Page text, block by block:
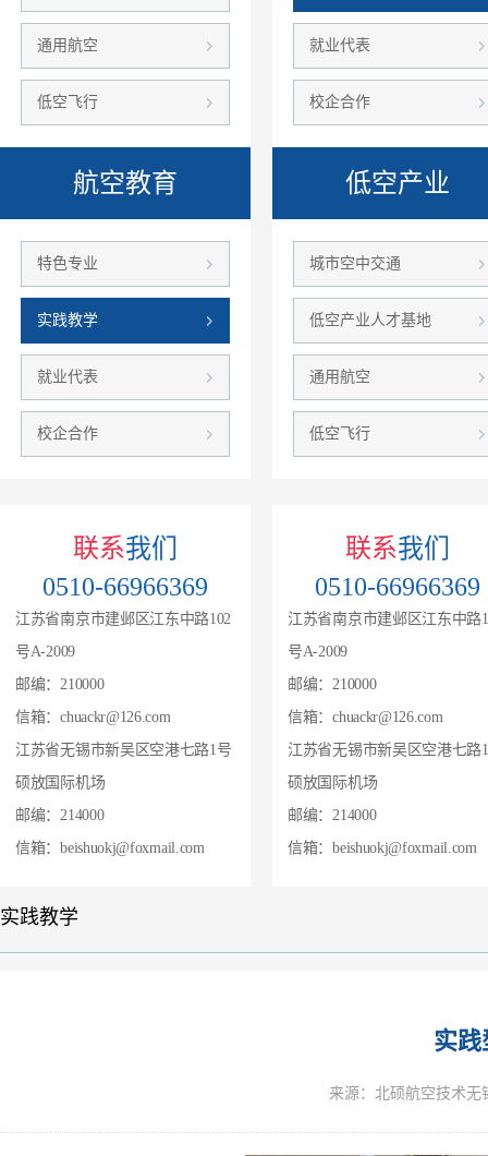
通用航空
低空飞行
航空教育
特色专业
实践教学
就业代表
校企合作
联系我们
0510-66966369
江苏省南京市建邺区江东中路102
号A-2009
邮编：210000
信箱：chuackr@126.com
江苏省无锡市新吴区空港七路1号
硕放国际机场
邮编：214000
信箱：beishuokj@foxmail.com
就业代表
校企合作
低空产业
城市空中交通
低空产业人才基地
通用航空
低空飞行
联系我们
0510-66966369
江苏省南京市建邺区江东中路
号A-2009
邮编：210000
信箱：chuackr@126.com
江苏省无锡市新吴区空港七路
硕放国际机场
邮编：214000
信箱：beishuokj@foxmail.com
实践教学
实践
来源：北硕航空技术无